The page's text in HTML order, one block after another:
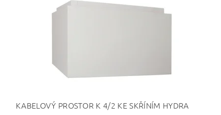
KABELOVÝ PROSTOR K 4/2 KE SKŘÍNÍM HYDRA